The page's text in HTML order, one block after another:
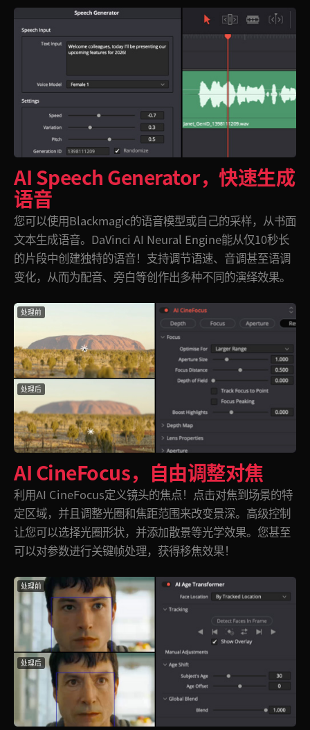
Ukraine
United Kingdom
Ukraine
United Kingdom
AI Speech Generator， 快速生成
语音
您可以使用Blackmagic的语音模型或自己的采样，从书面
文本生成语音。DaVinci AI Neural Engine能从仅10秒长
的片段中创建独特的语音！支持调节语速、音调甚至语调
变化，从而为配音、旁白等创作出多种不同的演绎效果。
处理前
处理后
AI CineFocus， 自由调整对焦
利用AI CineFocus定义镜头的焦点！点击对焦到场景的特
定区域，并且调整光圈和焦距范围来改变景深。高级控制
让您可以选择光圈形状，并添加散景等光学效果。您甚至
可以对参数进行关键帧处理，获得移焦效果！
处理前
处理后